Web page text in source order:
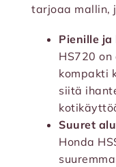
tarjoaa mallin,
Pienille
HS720
kompakti
siitä
Suuret
Honda